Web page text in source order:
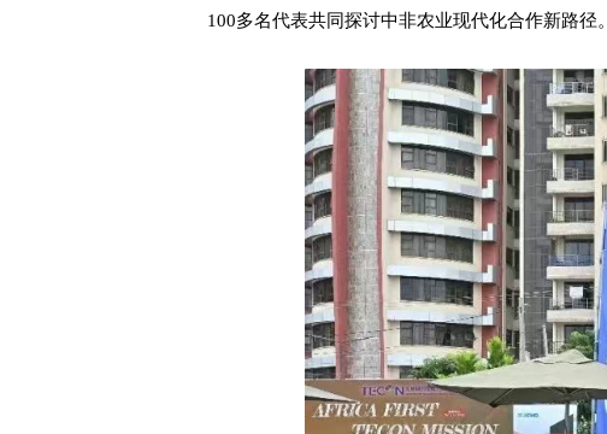
100多名代表共同探讨中非农业现代化合作新路径。